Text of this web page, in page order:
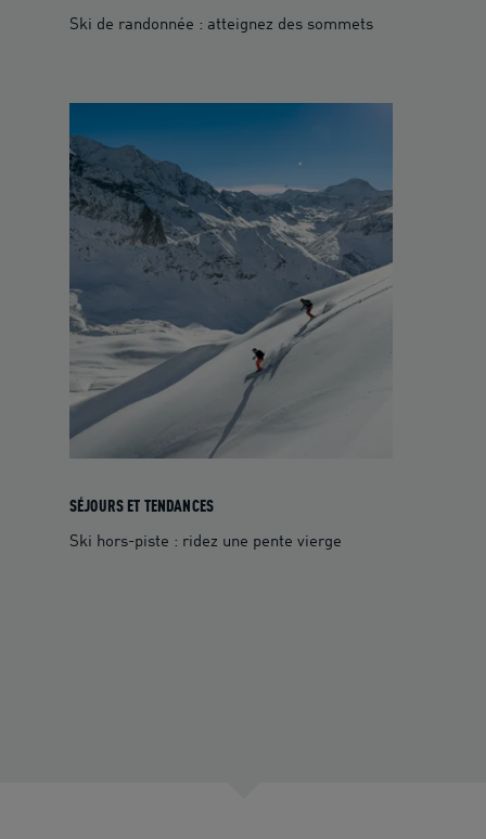
Ski de randonnée : atteignez des sommets
SÉJOURS ET TENDANCES
Ski hors-piste : ridez une pente vierge